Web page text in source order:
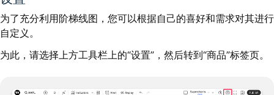
为了充分利用阶梯线图，您可以根据自己的喜好和需求对其进行
自定义。
为此，请选择上方工具栏上的“设置”，然后转到“商品”标签页。